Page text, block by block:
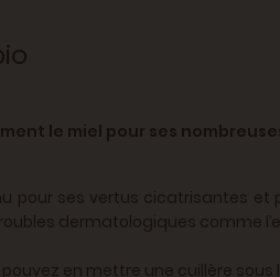
le miel pour ses
pour ses vertus cicatrisantes et
dermatologiques comme
en mettre une cuillère